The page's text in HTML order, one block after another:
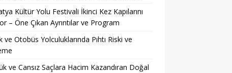
Kültür Yolu Festivali İkinci Kez Kapılarını
– Öne Çıkan Ayrıntılar ve Program
ve Otobüs Yolculuklarında Pıhtı Riski ve
ve Cansız Saçlara Hacim Kazandıran Doğal